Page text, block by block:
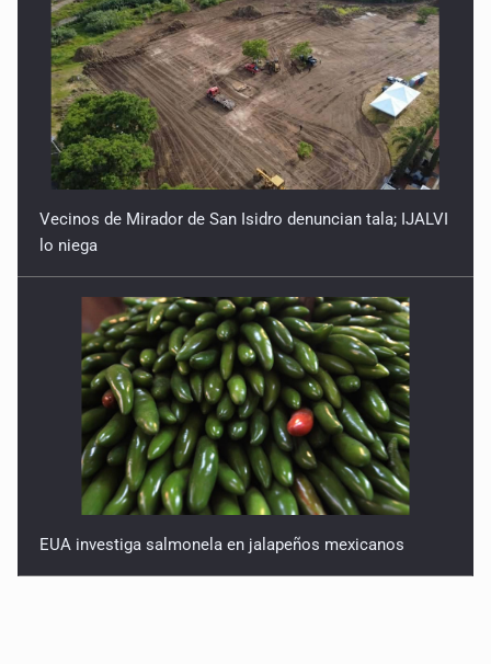
Vecinos de Mirador de San Isidro denuncian tala; IJALVI
lo niega
EUA investiga salmonela en jalapeños mexicanos